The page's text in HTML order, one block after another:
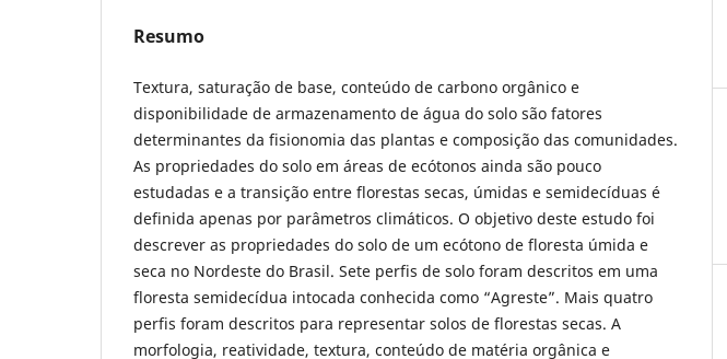
Resumo
Textura, saturação de base, conteúdo de carbono orgânico e
disponibilidade de armazenamento de água do solo são fatores
determinantes da fisionomia das plantas e composição das comunidades.
As propriedades do solo em áreas de ecótonos ainda são pouco
estudadas e a transição entre florestas secas, úmidas e semidecíduas é
definida apenas por parâmetros climáticos. O objetivo deste estudo foi
descrever as propriedades do solo de um ecótono de floresta úmida e
seca no Nordeste do Brasil. Sete perfis de solo foram descritos em uma
floresta semidecídua intocada conhecida como “Agreste”. Mais quatro
perfis foram descritos para representar solos de florestas secas. A
morfologia, reatividade, textura, conteúdo de matéria orgânica e